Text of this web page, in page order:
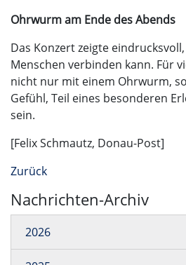
Ohrwurm am Ende des Abends
Das Konzert zeigte
Menschen verbinden kann. Für
nicht nur mit einem Ohrwurm,
Gefühl, Teil eines besonderen
sein.
[Felix Schmautz, Donau-Post]
Zurück
Nachrichten-Archiv
2026